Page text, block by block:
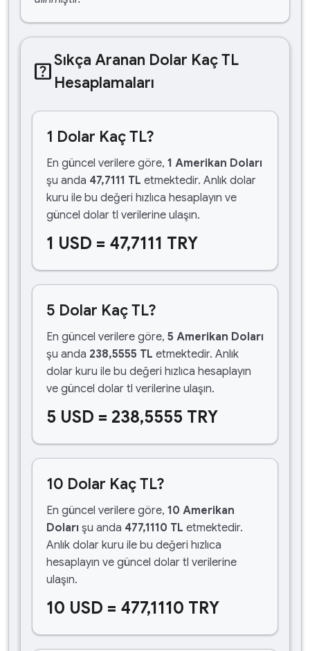
help_centerSıkça Aranan Dolar Kaç TL
Hesaplamaları
1 Dolar Kaç TL?
En güncel verilere göre, 1 Amerikan Doları
şu anda 47,7111 TL etmektedir. Anlık dolar
kuru ile bu değeri hızlıca hesaplayın ve
güncel dolar tl verilerine ulaşın.
1 USD = 47,7111 TRY
5 Dolar Kaç TL?
En güncel verilere göre, 5 Amerikan Doları
şu anda 238,5555 TL etmektedir. Anlık
dolar kuru ile bu değeri hızlıca hesaplayın
ve güncel dolar tl verilerine ulaşın.
5 USD = 238,5555 TRY
10 Dolar Kaç TL?
En güncel verilere göre, 10 Amerikan
Doları şu anda 477,1110 TL etmektedir.
Anlık dolar kuru ile bu değeri hızlıca
hesaplayın ve güncel dolar tl verilerine
ulaşın.
10 USD = 477,1110 TRY